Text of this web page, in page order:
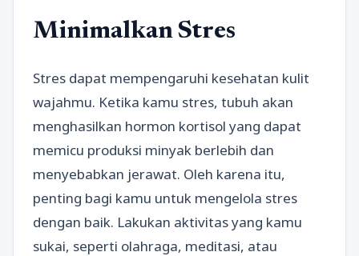
Minimalkan Stres
Stres dapat mempengaruhi kesehatan kulit
wajahmu. Ketika kamu stres, tubuh akan
menghasilkan hormon kortisol yang dapat
memicu produksi minyak berlebih dan
menyebabkan jerawat. Oleh karena itu,
penting bagi kamu untuk mengelola stres
dengan baik. Lakukan aktivitas yang kamu
sukai, seperti olahraga, meditasi, atau